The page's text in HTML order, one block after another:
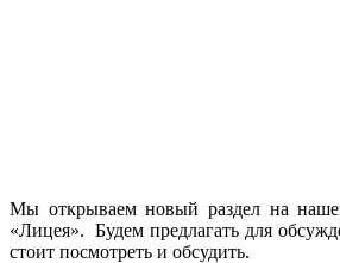
Мы открываем новый раздел на
«Лицея». Будем предлагать для
стоит посмотреть и обсудить.